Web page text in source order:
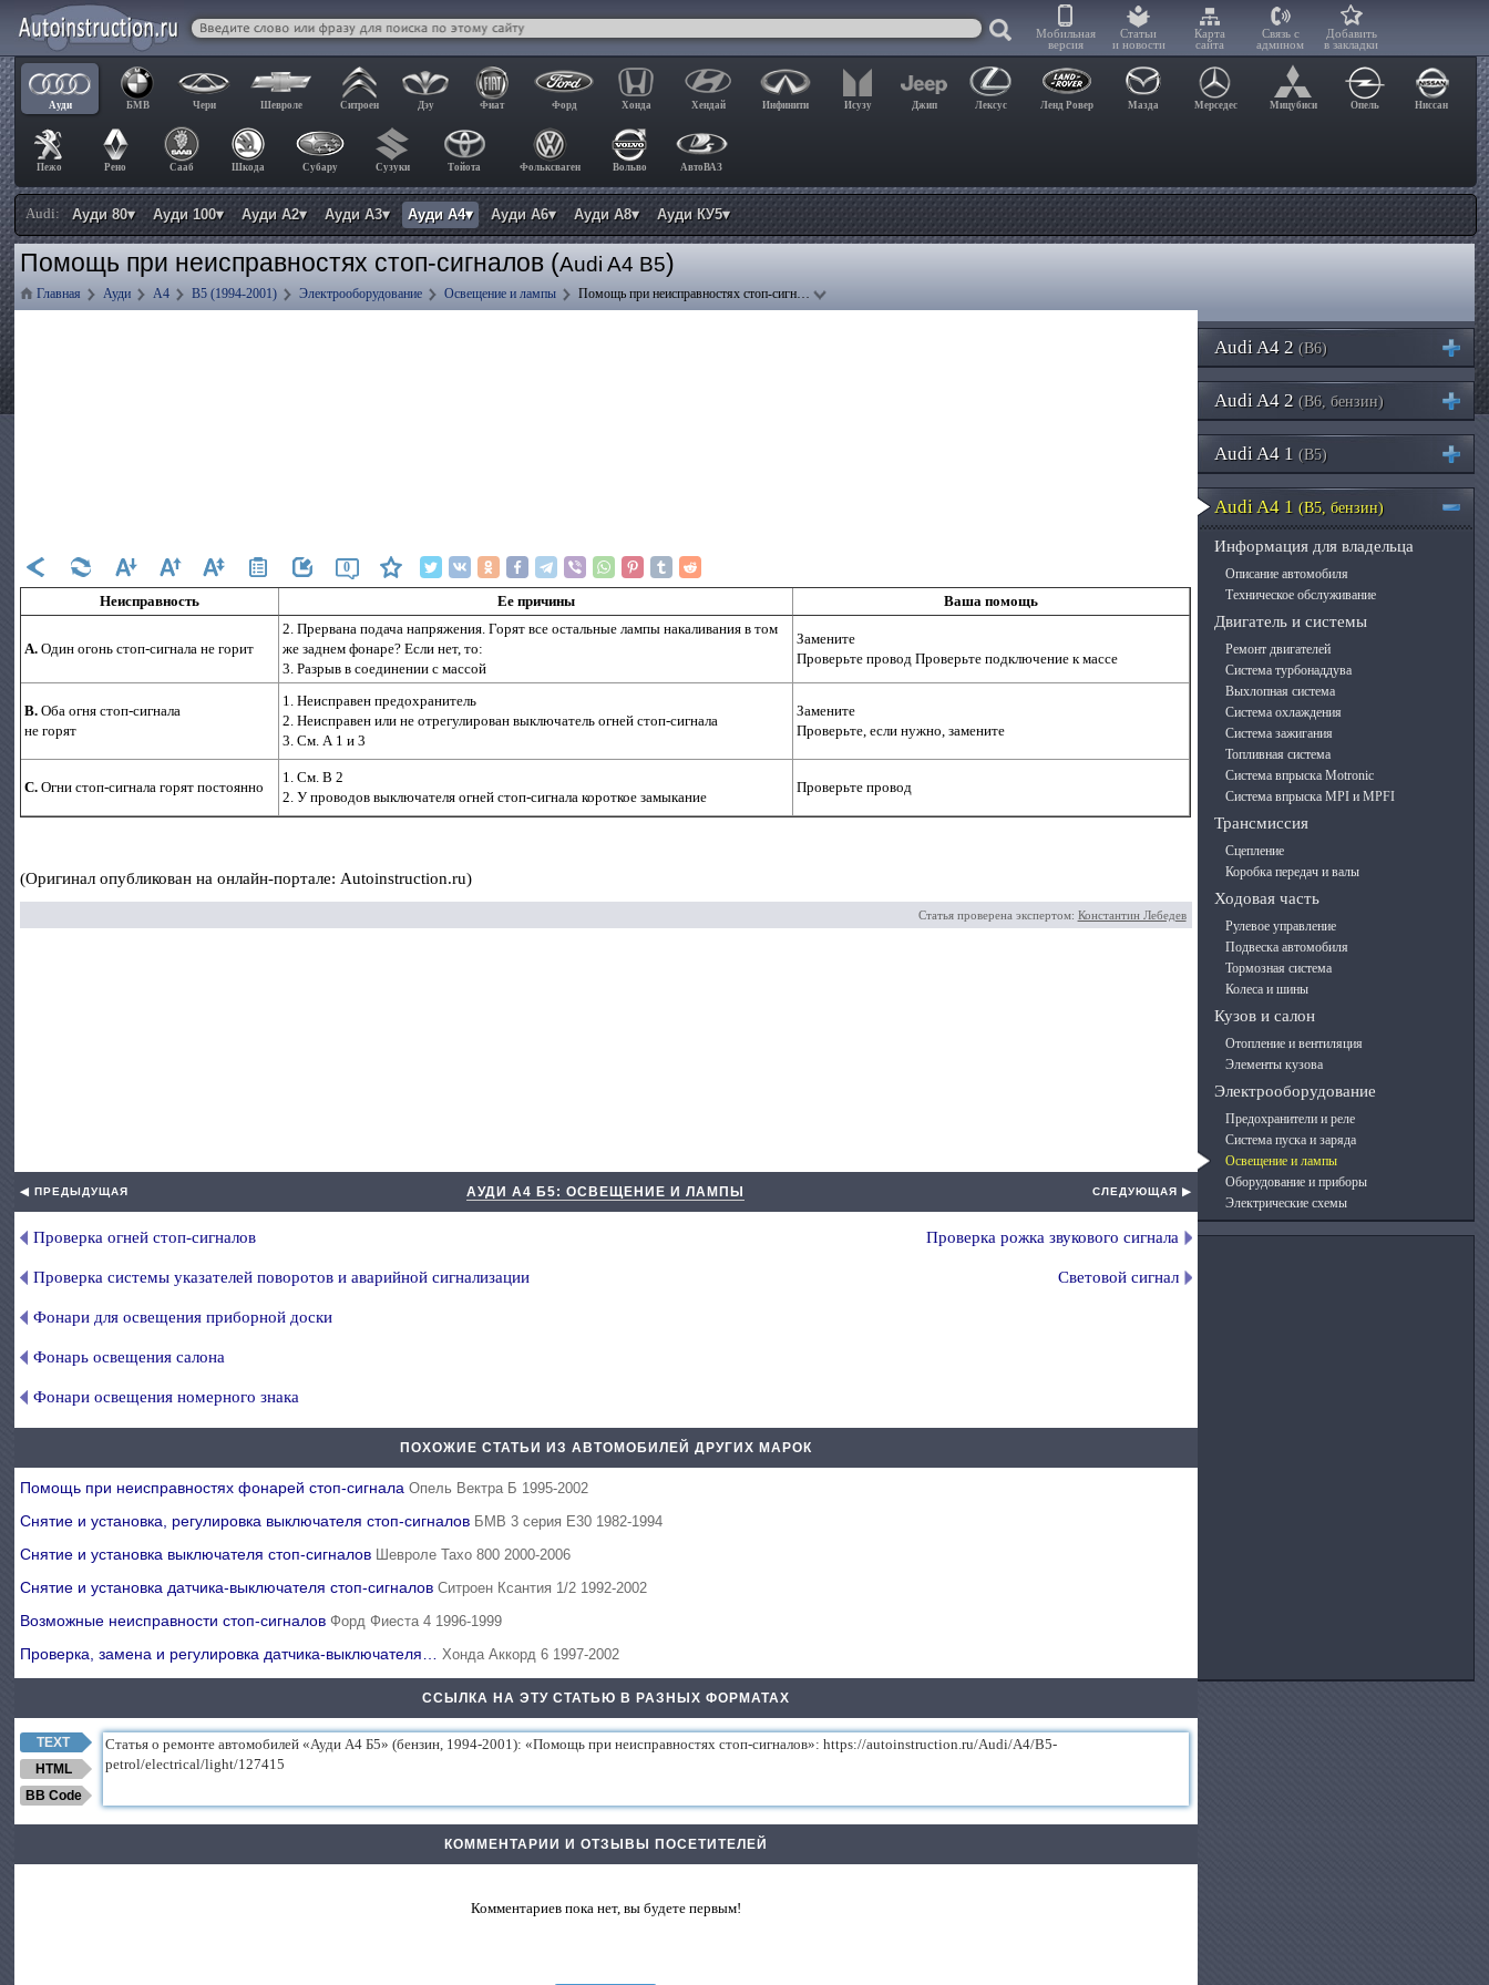
Мобильная
версия
Статьи
и новости
Карта
сайта
Связь с
админом
Добавить
в закладки
Ауди БМВ Чери Шевроле Ситроен Дэу Фиат Форд Хонда Хендай Инфинити Исузу Джип Лексус Ленд Ровер Мазда Мерседес Мицубиси Опель Ниссан
Пежо Рено Сааб Шкода Субару Сузуки Тойота Фольксваген Вольво АвтоВАЗ
Audi: Ауди 80▾ Ауди 100▾ Ауди А2▾ Ауди А3▾ Ауди А4▾ Ауди А6▾ Ауди А8▾ Ауди КУ5▾
Помощь при неисправностях стоп-сигналов (Audi A4 B5)
Главная Ауди А4 B5 (1994-2001) Электрооборудование Освещение и лампы Помощь при неисправностях стоп-сигн…
0
Неисправность Ее причины Ваша помощь
А.Один огонь стоп-сигнала не горит
2. Прервана подача напряжения. Горят все остальные лампы накаливания в том
же заднем фонаре? Если нет, то:
3. Разрыв в соединении с массой
Замените
Проверьте провод Проверьте подключение к массе
В.Оба огня стоп-сигнала
не горят
1. Неисправен предохранитель
2. Неисправен или не отрегулирован выключатель огней стоп-сигнала
3. См. А 1 и 3
Замените
Проверьте, если нужно, замените
С.Огни стоп-сигнала горят постоянно
1. См. В 2
2. У проводов выключателя огней стоп-сигнала короткое замыкание
Проверьте провод
(Оригинал опубликован на онлайн-портале: Autoinstruction.ru)
Статья проверена экспертом: Константин Лебедев
◀ ПРЕДЫДУЩАЯ АУДИ А4 Б5: ОСВЕЩЕНИЕ И ЛАМПЫ СЛЕДУЮЩАЯ ▶
Проверка огней стоп-сигналов
Проверка системы указателей поворотов и аварийной сигнализации
Фонари для освещения приборной доски
Фонарь освещения салона
Фонари освещения номерного знака
Проверка рожка звукового сигнала
Световой сигнал
ПОХОЖИЕ СТАТЬИ ИЗ АВТОМОБИЛЕЙ ДРУГИХ МАРОК
Помощь при неисправностях фонарей стоп-сигналаОпель Вектра Б 1995-2002
Снятие и установка, регулировка выключателя стоп-сигналов БМВ 3 серия Е30 1982-1994
Снятие и установка выключателя стоп-сигналов Шевроле Тахо 800 2000-2006
Снятие и установка датчика-выключателя стоп-сигналовСитроен Ксантия 1/2 1992-2002
Возможные неисправности стоп-сигналовФорд Фиеста 4 1996-1999
Проверка, замена и регулировка датчика-выключателя…Хонда Аккорд 6 1997-2002
ССЫЛКА НА ЭТУ СТАТЬЮ В РАЗНЫХ ФОРМАТАХ
TEXT
HTML
BB Code
КОММЕНТАРИИ И ОТЗЫВЫ ПОСЕТИТЕЛЕЙ
Комментариев пока нет, вы будете первым!
Audi A4 2 (B6)
Audi A4 2 (B6, бензин)
Audi A4 1 (B5)
Audi A4 1 (B5, бензин)
Информация для владельца
Описание автомобиля
Техническое обслуживание
Двигатель и системы
Ремонт двигателей
Система турбонаддува
Выхлопная система
Система охлаждения
Система зажигания
Топливная система
Система впрыска Motronic
Система впрыска MPI и MPFI
Трансмиссия
Сцепление
Коробка передач и валы
Ходовая часть
Рулевое управление
Подвеска автомобиля
Тормозная система
Колеса и шины
Кузов и салон
Отопление и вентиляция
Элементы кузова
Электрооборудование
Предохранители и реле
Система пуска и заряда
Освещение и лампы
Оборудование и приборы
Электрические схемы